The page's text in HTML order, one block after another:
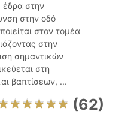
έδρα στην
στην οδό
στον τομέα
στην
σημαντικών
στη
βαπτίσεων, ...
(62)